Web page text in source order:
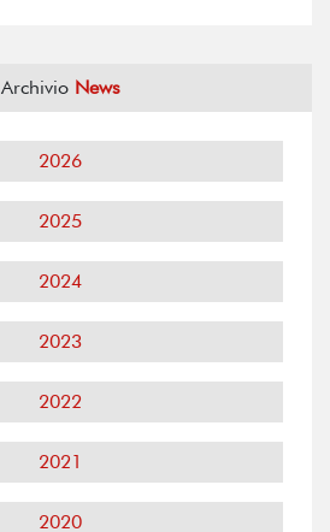
Archivio News
2026
2025
2024
2023
2022
2021
2020